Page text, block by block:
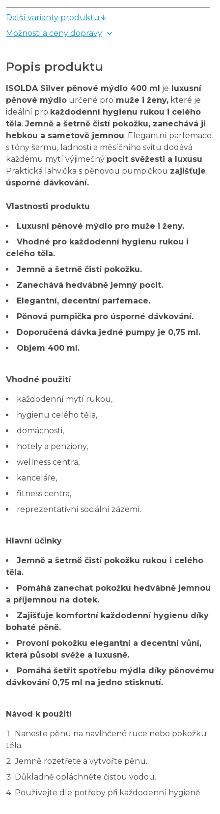
Další varianty produktu
Možnosti a ceny dopravy
Popis produktu
ISOLDA Silver pěnové mýdlo 400 ml je luxusní
pěnové mýdlo určené pro muže i ženy, které je
ideální pro každodenní hygienu rukou i celého
těla. Jemně a šetrně čistí pokožku, zanechává ji
hebkou a sametově jemnou. Elegantní parfemace
s tóny šarmu, ladnosti a měsíčního svitu dodává
každému mytí výjimečný pocit svěžesti a luxusu.
Praktická lahvička s pěnovou pumpičkou zajišťuje
úsporné dávkování.
Vlastnosti produktu
Luxusní pěnové mýdlo pro muže i ženy.
Vhodné pro každodenní hygienu rukou i
celého těla.
Jemně a šetrně čistí pokožku.
Zanechává hedvábně jemný pocit.
Elegantní, decentní parfemace.
Pěnová pumpička pro úsporné dávkování.
Doporučená dávka jedné pumpy je 0,75 ml.
Objem 400 ml.
Vhodné použití
každodenní mytí rukou,
hygienu celého těla,
domácnosti,
hotely a penziony,
wellness centra,
kanceláře,
fitness centra,
reprezentativní sociální zázemí.
Hlavní účinky
Jemně a šetrně čistí pokožku rukou i celého
těla.
Pomáhá zanechat pokožku hedvábně jemnou
a příjemnou na dotek.
Zajišťuje komfortní každodenní hygienu díky
bohaté pěně.
Provoní pokožku elegantní a decentní vůní,
která působí svěže a luxusně.
Pomáhá šetřit spotřebu mýdla díky pěnovému
dávkování 0,75 ml na jedno stisknutí.
Návod k použití
Naneste pěnu na navlhčené ruce nebo pokožku
těla.
Jemně rozetřete a vytvořte pěnu.
Důkladně opláchněte čistou vodou.
Používejte dle potřeby při každodenní hygieně.